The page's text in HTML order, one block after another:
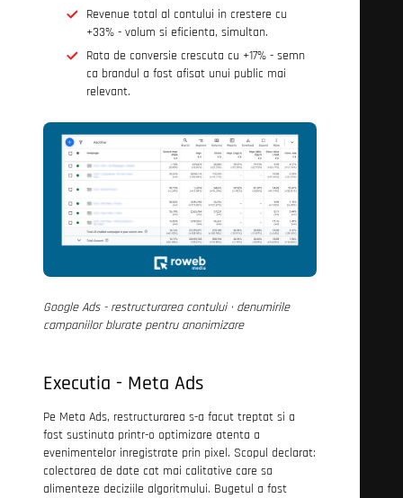
Revenue total al contului in crestere cu
+33% - volum si eficienta, simultan.
Rata de conversie crescuta cu +17% - semn
ca brandul a fost afisat unui public mai
relevant.
Google Ads - restructurarea contului · denumirile
campaniilor blurate pentru anonimizare
Executia - Meta Ads
Pe Meta Ads, restructurarea s-a facut treptat si a
fost sustinuta printr-o optimizare atenta a
evenimentelor inregistrate prin pixel. Scopul declarat:
colectarea de date cat mai calitative care sa
alimenteze deciziile algoritmului. Bugetul a fost